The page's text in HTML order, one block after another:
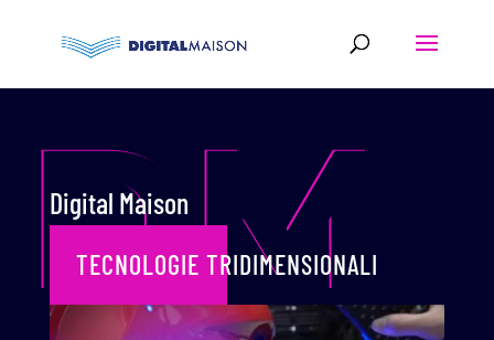
DM
Digital Maison
TECNOLOGIE TRIDIMENSIONALI